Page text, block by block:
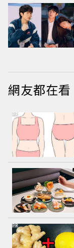
網友都在看
PR
PR